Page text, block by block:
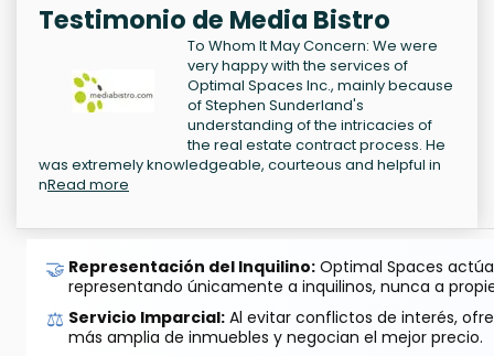
Testimonio de Media Bistro
To Whom It May Concern: We were
very happy with the services of
Optimal Spaces Inc., mainly because
of Stephen Sunderland's
understanding of the intricacies of
the real estate contract process. He
was extremely knowledgeable, courteous and helpful in
nRead more
🤝 Representación del Inquilino: Optimal Spaces
representando únicamente a inquilinos, nunca a
⚖️ Servicio Imparcial: Al evitar conflictos de interés,
más amplia de inmuebles y negocian el mejor precio.